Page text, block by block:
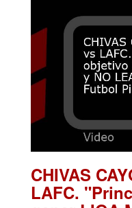
CHIVAS
LAFC.